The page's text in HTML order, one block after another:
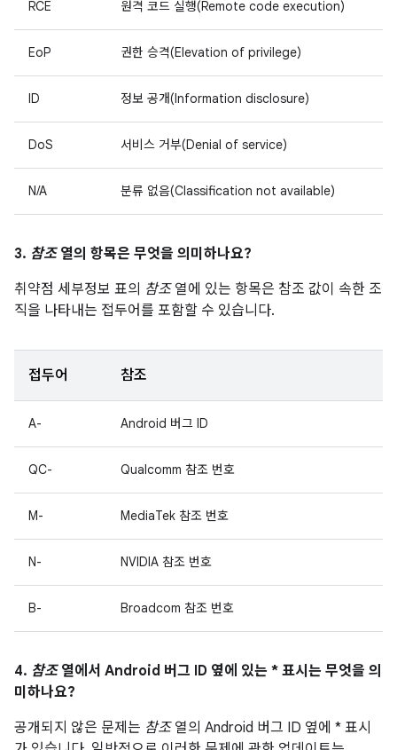
RCE 원격 코드 실행(Remote code execution)
EoP 권한 승격(Elevation of privilege)
ID 정보 공개(Information disclosure)
DoS 서비스 거부(Denial of service)
N/A 분류 없음(Classification not available)
3. 참조열의 항목은 무엇을 의미하나요?
취약점 세부정보 표의 참조열에 있는 항목은 참조 값이 속한 조
직을 나타내는 접두어를 포함할 수 있습니다.
접두어 참조
A- Android 버그 ID
QC- Qualcomm 참조 번호
M- MediaTek 참조 번호
N- NVIDIA 참조 번호
B- Broadcom 참조 번호
4. 참조열에서 Android 버그 ID 옆에 있는 * 표시는 무엇을 의
미하나요?
공개되지 않은 문제는 참조열의 Android 버그 ID 옆에 * 표시